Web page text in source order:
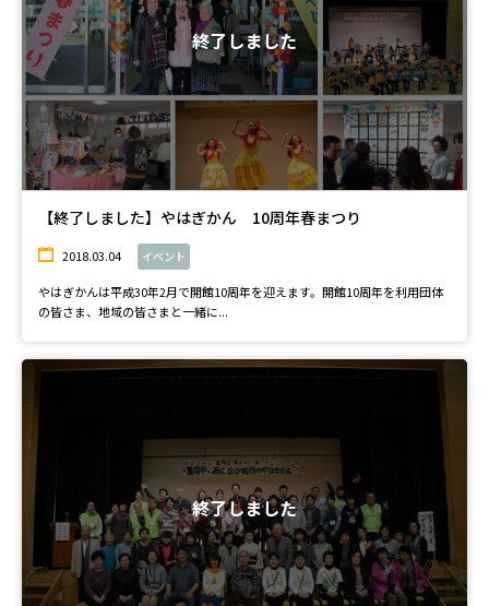
終了しました
【終了しました】やはぎかん 10周年春まつり
2018.03.04 イベント
やはぎかんは平成30年2月で開館10周年を迎えます。開館10周年を利用団体
の皆さま、地域の皆さまと一緒に...
終了しました